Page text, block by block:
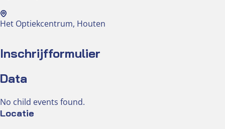
Het Optiekcentrum, Houten
Inschrijfformulier
Data
No child events found.
Locatie